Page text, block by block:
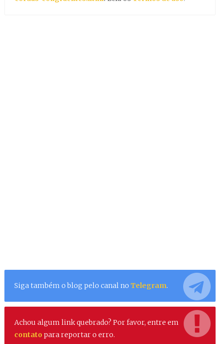
Siga também o blog pelo canal no Telegram.
Achou algum link quebrado? Por favor, entre em
contato para reportar o erro.